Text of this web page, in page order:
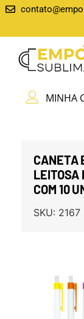
MINHA
CANETA
LEITOSA
COM 10
SKU: 2167